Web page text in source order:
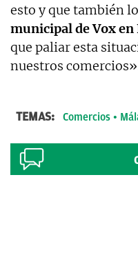
esto y que también
municipal de Vox
que paliar esta
nuestros
TEMAS: Comercios